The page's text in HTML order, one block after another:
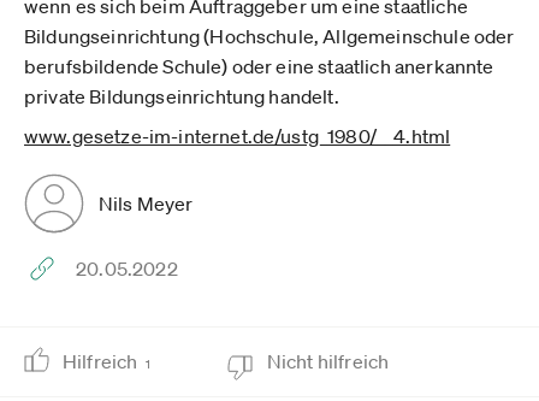
wenn es sich beim Auftraggeber um eine staatliche
Bildungseinrichtung (Hochschule, Allgemeinschule oder
berufsbildende Schule) oder eine staatlich anerkannte
private Bildungseinrichtung handelt.
www.gesetze-im-internet.de­/ustg_1980/__4.html
Nils Meyer
20.05.2022
Hilfreich 1 Nicht hilfreich